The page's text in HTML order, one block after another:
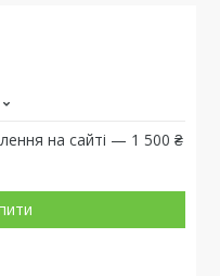
на сайті — 1 500 ₴